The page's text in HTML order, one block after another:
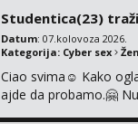
Studentica(23)
Datum: 07.kolovoza 2026.
Kategorija: Cyber sex
Ciao svima☺️ Kako
ajde da probamo.🤗